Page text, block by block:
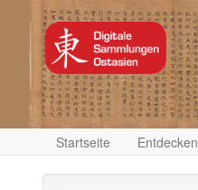
Startseite Entdecken